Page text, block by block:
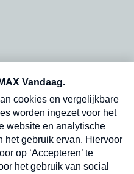
dinsdagochtend in
Verzend